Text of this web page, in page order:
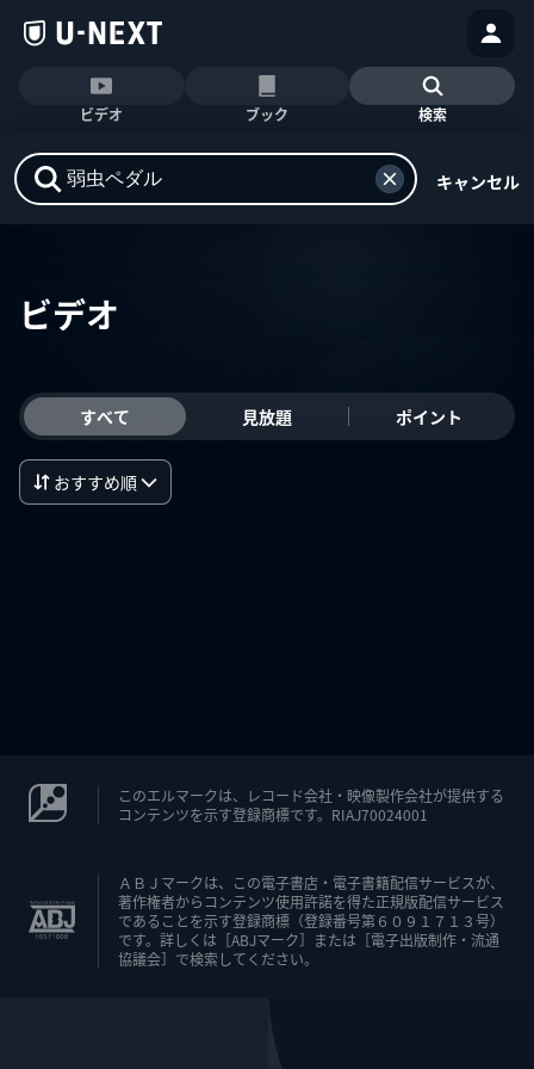
ビデオ ブック 検索
キャンセル
ビデオ
すべて 見放題 ポイント
おすすめ順
このエルマークは、レコード会社・映像製作会社が提供する
コンテンツを示す登録商標です。RIAJ70024001
ＡＢＪマークは、この電子書店・電子書籍配信サービスが、
著作権者からコンテンツ使用許諾を得た正規版配信サービス
であることを示す登録商標（登録番号第６０９１７１３号）
です。詳しくは［ABJマーク］または［電子出版制作・流通
協議会］で検索してください。